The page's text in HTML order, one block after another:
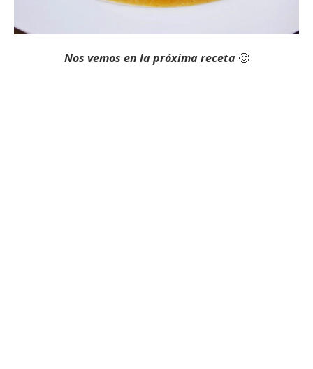
Nos vemos en la próxima receta🙂